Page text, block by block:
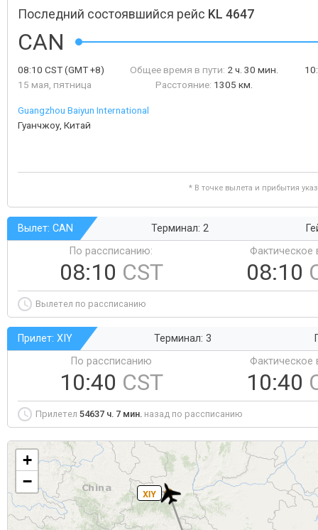
Последний состоявшийся рейс KL 4647
CAN
08:10 CST(GMT +8)
15 мая, пятница
Общее время в пути: 2 ч. 30 мин.
Расстояние: 1305 км.
Guangzhou Baiyun International
Гуанчжоу, Китай
* В точке вылета и прибытия
Вылет: CAN Терминал: 2
По рассписанию:
08:10 CST
Фактическое
08:10
Вылетел по рассписанию
Прилет: XIY Терминал: 3
По рассписанию
10:40 CST
Фактическое
10:40
Прилетел 54637 ч. 7 мин. назад по рассписанию
XIY
+
−